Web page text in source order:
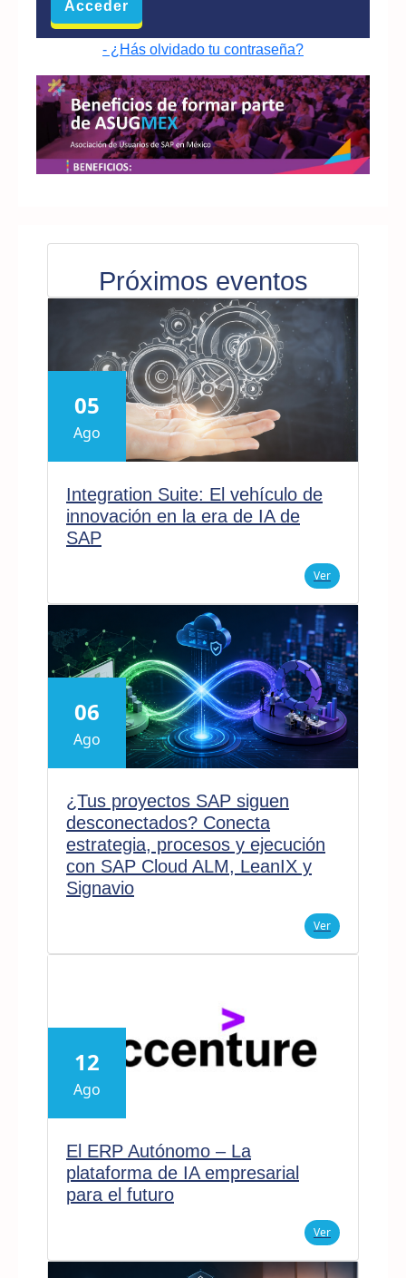
- ¿Hás olvidado tu contraseña?
Próximos eventos
05
Ago
Integration Suite: El vehículo de
innovación en la era de IA de
SAP
Ver
06
Ago
¿Tus proyectos SAP siguen
desconectados? Conecta
estrategia, procesos y ejecución
con SAP Cloud ALM, LeanIX y
Signavio
Ver
12
Ago
El ERP Autónomo – La
plataforma de IA empresarial
para el futuro
Ver